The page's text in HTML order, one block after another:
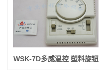
WSK-7D多威温控 塑料旋钮